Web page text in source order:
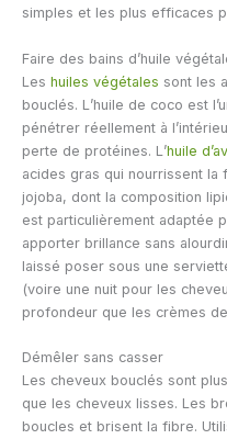
simples et les plus efficaces
Faire des bains d’huile
Les huiles végétales sont les
bouclés. L’huile de coco est
pénétrer réellement à
perte de protéines. L’huile
acides gras qui nourrissent la
jojoba, dont la composition
est particulièrement adaptée
apporter brillance sans
laissé poser sous une
(voire une nuit pour les
profondeur que les crèmes
Démêler sans casser
Les cheveux bouclés sont
que les cheveux lisses. Les
boucles et brisent la fibre.